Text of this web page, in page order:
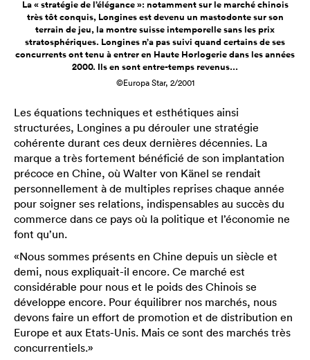
La « stratégie de l’élégance »: notamment sur le marché chinois
très tôt conquis, Longines est devenu un mastodonte sur son
terrain de jeu, la montre suisse intemporelle sans les prix
stratosphériques. Longines n’a pas suivi quand certains de ses
concurrents ont tenu à entrer en Haute Horlogerie dans les années
2000. Ils en sont entre-temps revenus...
©Europa Star, 2/2001
Les équations techniques et esthétiques ainsi
structurées, Longines a pu dérouler une stratégie
cohérente durant ces deux dernières décennies. La
marque a très fortement bénéficié de son implantation
précoce en Chine, où Walter von Känel se rendait
personnellement à de multiples reprises chaque année
pour soigner ses relations, indispensables au succès du
commerce dans ce pays où la politique et l’économie ne
font qu’un.
«Nous sommes présents en Chine depuis un siècle et
demi, nous expliquait-il encore. Ce marché est
considérable pour nous et le poids des Chinois se
développe encore. Pour équilibrer nos marchés, nous
devons faire un effort de promotion et de distribution en
Europe et aux Etats-Unis. Mais ce sont des marchés très
concurrentiels.»